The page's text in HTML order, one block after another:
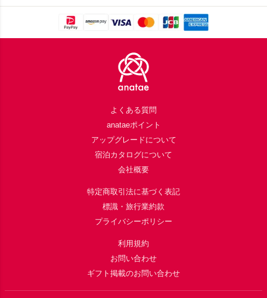
よくある質問
anataeポイント
アップグレードについて
宿泊カタログについて
会社概要
特定商取引法に基づく表記
標識・旅行業約款
プライバシーポリシー
利用規約
お問い合わせ
ギフト掲載のお問い合わせ